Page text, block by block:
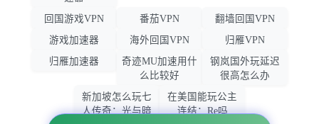
回国游戏VPN 番茄VPN
翻墙回国VPN
游戏加速器
海外回国VPN
归雁VPN
归雁加速器
奇迹MU加速用什
么比较好
钢岚国外玩延迟
很高怎么办
新加坡怎么玩七
人传奇：光与暗
在美国能玩公主
连结：Re吗